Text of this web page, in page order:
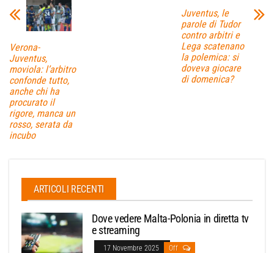
Verona-
Juventus,
moviola: l’arbitro
confonde tutto,
anche chi ha
procurato il
rigore, manca un
rosso, serata da
incubo
Juventus, le
parole di Tudor
contro arbitri e
Lega scatenano
la polemica: si
doveva giocare
di domenica?
ARTICOLI RECENTI
Dove vedere Malta-Polonia in diretta tv
e streaming
17 Novembre 2025 Off